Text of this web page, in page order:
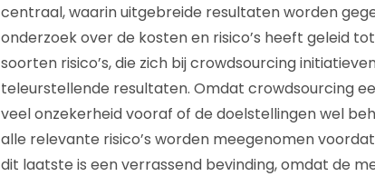
centraal, waarin uitgebreide resultaten worden
onderzoek over de kosten en risico’s heeft geleid
soorten risico’s, die zich bij crowdsourcing
teleurstellende resultaten. Omdat crowdsourcing
veel onzekerheid vooraf of de doelstellingen wel
alle relevante risico’s worden meegenomen
dit laatste is een verrassend bevinding, omdat de